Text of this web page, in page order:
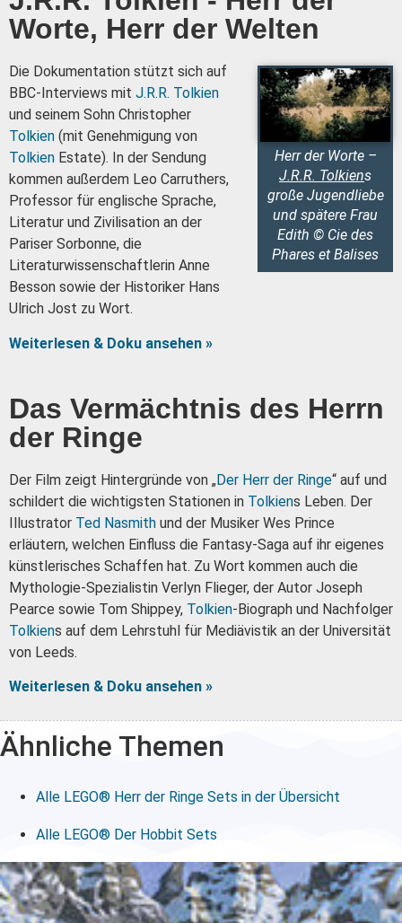
Worte, Herr der Welten
Herr der Worte –
J.R.R. Tolkiens
große Jugendliebe
und spätere Frau
Edith © Cie des
Phares et Balises
Die Dokumentation stützt sich auf
BBC-Interviews mit J.R.R. Tolkien
und seinem Sohn Christopher
Tolkien (mit Genehmigung von
Tolkien Estate). In der Sendung
kommen außerdem Leo Carruthers,
Professor für englische Sprache,
Literatur und Zivilisation an der
Pariser Sorbonne, die
Literaturwissenschaftlerin Anne
Besson sowie der Historiker Hans
Ulrich Jost zu Wort.
Weiterlesen & Doku ansehen »
Das Vermächtnis des Herrn
der Ringe
Der Film zeigt Hintergründe von „Der Herr der Ringe“ auf und
schildert die wichtigsten Stationen in Tolkiens Leben. Der
Illustrator Ted Nasmith und der Musiker Wes Prince
erläutern, welchen Einfluss die Fantasy-Saga auf ihr eigenes
künstlerisches Schaffen hat. Zu Wort kommen auch die
Mythologie-Spezialistin Verlyn Flieger, der Autor Joseph
Pearce sowie Tom Shippey, Tolkien-Biograph und Nachfolger
Tolkiens auf dem Lehrstuhl für Mediävistik an der Universität
von Leeds.
Weiterlesen & Doku ansehen »
Ähnliche Themen
Alle LEGO® Herr der Ringe Sets in der Übersicht
Alle LEGO® Der Hobbit Sets